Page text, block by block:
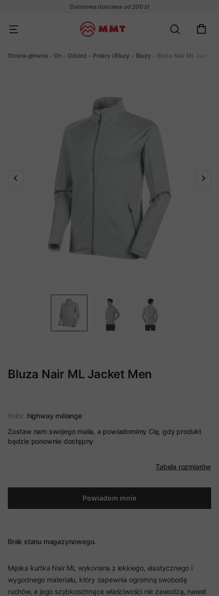
Darmowa dostawa od 200 zł
Strona główna On Odzież Polary i Bluzy Bluzy Bluza Nair ML Jacket
Bluza Nair ML Jacket Men
Kolor: highway mélange
Zostaw nam swojego maila, a powiadomimy Cię, gdy produkt
będzie ponownie dostępny
Tabela rozmiarów
Powiadom mnie
Brak stanu magazynowego.
Męska kurtka Nair ML wykonana z lekkiego, elastycznego i
wygodnego materiału, który zapewnia ogromną swobodę
ruchów, a jego szybkoschnące właściwości nie zawodzą, nawet